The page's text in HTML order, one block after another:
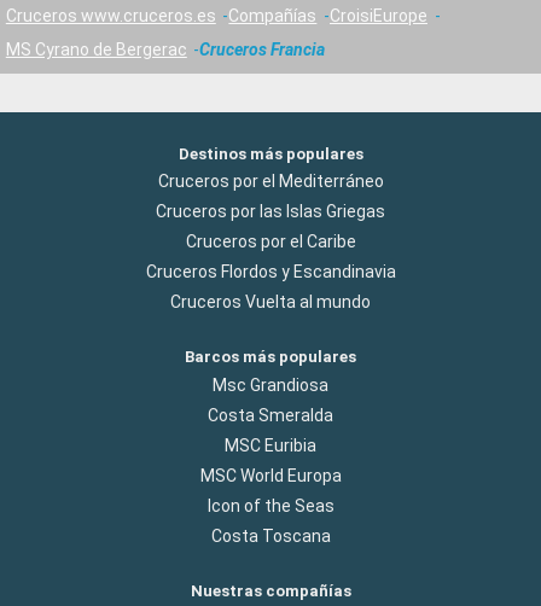
Cruceros www.cruceros.es Compañías
CroisiEurope
MS Cyrano de Bergerac
Cruceros Francia
Destinos más populares
Cruceros por el Mediterráneo
Cruceros por las Islas Griegas
Cruceros por el Caribe
Cruceros Flordos y Escandinavia
Cruceros Vuelta al mundo
Barcos más populares
Msc Grandiosa
Costa Smeralda
MSC Euribia
MSC World Europa
Icon of the Seas
Costa Toscana
Nuestras compañías